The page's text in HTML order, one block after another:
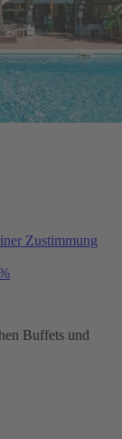
Zustimmung
Buffets und